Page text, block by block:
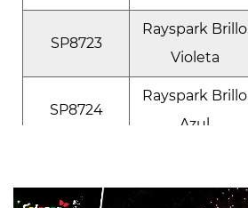
SP8723
Rayspark Brillo
Violeta
SP8724
Rayspark Brillo
Azul
Verde